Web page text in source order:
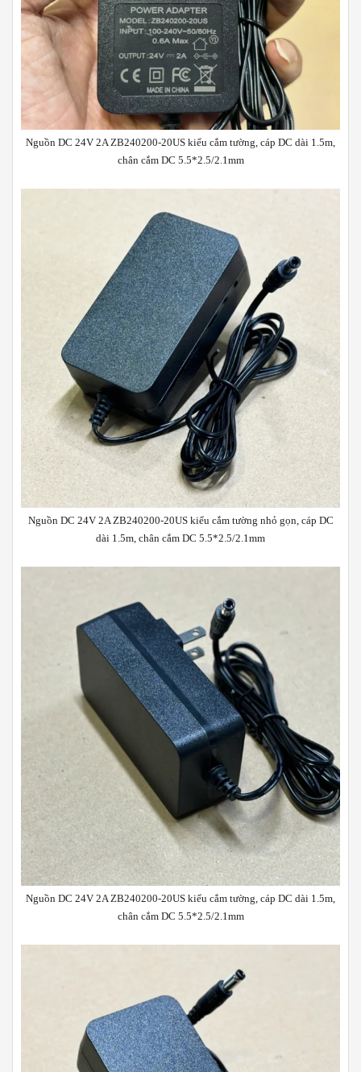
Nguồn DC 24V 2A ZB240200-20US kiểu cắm tường, cáp DC dài 1.5m,
chân cắm DC 5.5*2.5/2.1mm
Nguồn DC 24V 2A ZB240200-20US kiểu cắm tường nhỏ gọn, cáp DC
dài 1.5m, chân cắm DC 5.5*2.5/2.1mm
Nguồn DC 24V 2A ZB240200-20US kiểu cắm tường, cáp DC dài 1.5m,
chân cắm DC 5.5*2.5/2.1mm